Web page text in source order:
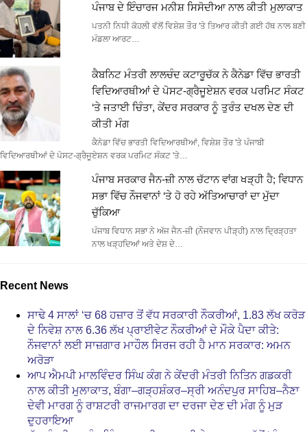
ਪੰਜਾਬ ਦੇ ਇੰਚਾਰਜ ਮਨੀਸ਼ ਸਿਸੋਦੀਆ ਨਾਲ ਕੀਤੀ ਮੁਲਾਕਾਤ
ਪਤਨੀ ਨਿਧੀ ਕੋਹਲੀ ਵੱਲੋਂ ਵਿਸ਼ੇਸ਼ ਤੌਰ 'ਤੇ ਤਿਆਰ ਕੀਤੀ ਗਈ ਹੱਥ ਨਾਲ ਬਣੀ
ਮੰਡਲਾ ਆਰਟ…
ਕੈਬਨਿਟ ਮੰਤਰੀ ਲਾਲਚੰਦ ਕਟਾਰੂਚੱਕ ਨੇ ਕੈਨੇਡਾ ਵਿੱਚ ਭਾਰਤੀ
ਵਿਦਿਆਰਥੀਆਂ ਦੇ ਪੋਸਟ-ਗ੍ਰੈਜੂਏਸ਼ਨ ਵਰਕ ਪਰਮਿਟ ਸੰਕਟ
‘ਤੇ ਜਤਾਈ ਚਿੰਤਾ, ਕੇਂਦਰ ਸਰਕਾਰ ਨੂੰ ਤੁਰੰਤ ਦਖਲ ਦੇਣ ਦੀ
ਕੀਤੀ ਮੰਗ
ਕੈਨੇਡਾ ਵਿੱਚ ਭਾਰਤੀ ਵਿਦਿਆਰਥੀਆਂ, ਵਿਸ਼ੇਸ਼ ਤੌਰ 'ਤੇ ਪੰਜਾਬੀ
ਵਿਦਿਆਰਥੀਆਂ ਦੇ ਪੋਸਟ-ਗ੍ਰੈਜੂਏਸ਼ਨ ਵਰਕ ਪਰਮਿਟ ਸੰਕਟ 'ਤੇ…
ਪੰਜਾਬ ਸਰਕਾਰ ਜੈਨ-ਜ਼ੀ ਨਾਲ ਚੱਟਾਨ ਵਾਂਗ ਖੜ੍ਹੀ ਹੈ; ਵਿਧਾਨ
ਸਭਾ ਵਿੱਚ ਨੌਜਵਾਨਾਂ ‘ਤੇ ਹੋ ਰਹੇ ਅੱਤਿਆਚਾਰਾਂ ਦਾ ਮੁੱਦਾ
ਚੁੱਕਿਆ
ਪੰਜਾਬ ਵਿਧਾਨ ਸਭਾ ਨੇ ਅੱਜ ਜੈਨ-ਜ਼ੀ (ਨੌਜਵਾਨ ਪੀੜ੍ਹੀ) ਨਾਲ ਦ੍ਰਿੜ੍ਹਤਾ
ਨਾਲ ਖੜ੍ਹਦਿਆਂ ਅਤੇ ਦੇਸ਼ ਦੇ…
Recent News
ਸਾਢੇ 4 ਸਾਲਾਂ ‘ਚ 68 ਹਜ਼ਾਰ ਤੋਂ ਵੱਧ ਸਰਕਾਰੀ ਨੌਕਰੀਆਂ, 1.83 ਲੱਖ ਕਰੋੜ
ਦੇ ਨਿਵੇਸ਼ ਨਾਲ 6.36 ਲੱਖ ਪ੍ਰਾਈਵੇਟ ਨੌਕਰੀਆਂ ਦੇ ਮੌਕੇ ਪੈਦਾ ਕੀਤੇ:
ਨੌਜਵਾਨਾਂ ਲਈ ਸਾਜ਼ਗਾਰ ਮਾਹੌਲ ਸਿਰਜ ਰਹੀ ਹੈ ਮਾਨ ਸਰਕਾਰ: ਅਮਨ
ਅਰੋੜਾ
ਆਪ ਐਮਪੀ ਮਾਲਵਿੰਦਰ ਸਿੰਘ ਕੰਗ ਨੇ ਕੇਂਦਰੀ ਮੰਤਰੀ ਨਿਤਿਨ ਗਡਕਰੀ
ਨਾਲ ਕੀਤੀ ਮੁਲਾਕਾਤ, ਬੰਗਾ–ਗੜ੍ਹਸ਼ੰਕਰ–ਸ੍ਰੀ ਅਨੰਦਪੁਰ ਸਾਹਿਬ–ਨੈਣਾ
ਦੇਵੀ ਮਾਰਗ ਨੂੰ ਰਾਸ਼ਟਰੀ ਰਾਜਮਾਰਗ ਦਾ ਦਰਜਾ ਦੇਣ ਦੀ ਮੰਗ ਨੂੰ ਮੁੜ
ਦੁਹਰਾਇਆ